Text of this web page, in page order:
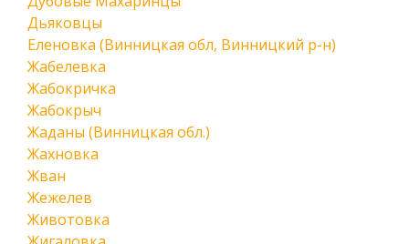
Дьяковцы
Еленовка (Винницкая обл, Винницкий р-н)
Жабелевка
Жабокричка
Жабокрыч
Жаданы (Винницкая обл.)
Жахновка
Жван
Жежелев
Животовка